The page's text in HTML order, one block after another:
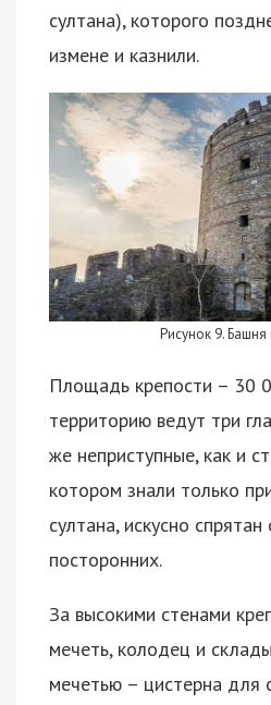
султана), которого
измене и казнили.
Рисунок 9.
Площадь крепости – 30
территорию ведут три
же неприступные, как и
котором знали только
султана, искусно спрятан
посторонних.
За высокими стенами
мечеть, колодец и
мечетью – цистерна для